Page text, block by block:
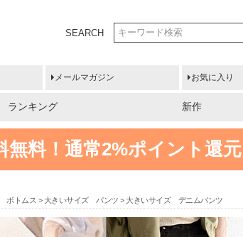
SEARCH
メールマガジン お気に入り
ランキング 新作
料！ 通常2%ポイント還
ボトムス 大きいサイズ パンツ 大きいサイズ デニムパンツ